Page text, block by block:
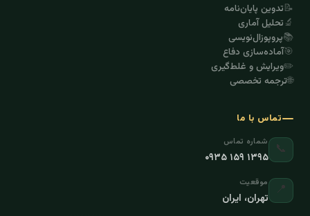
📝تدوین پایان‌نامه
🔬تحلیل آماری
📚پروپوزال‌نویسی
🎯آماده‌سازی دفاع
✏️ویرایش و غلط‌گیری
🌐ترجمه تخصصی
تماس با ما
📞 شماره تماس
۰۹۳۵ ۱۵۹ ۱۳۹۵
📍 موقعیت
تهران، ایران